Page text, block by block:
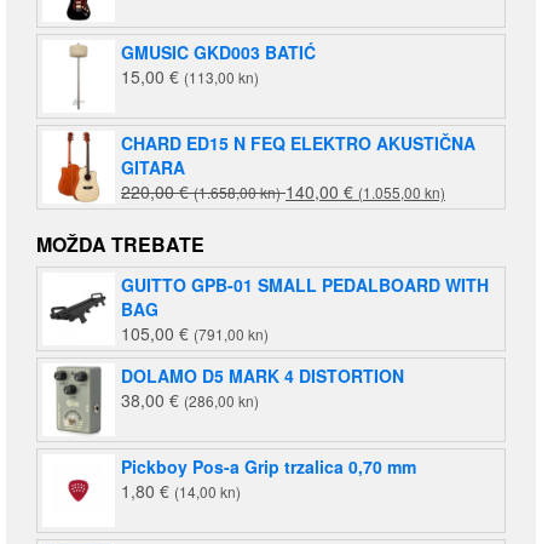
GMUSIC GKD003 BATIĆ
15,00 € (113,00 kn)
CHARD ED15 N FEQ ELEKTRO AKUSTIČNA
GITARA
220,00€ (1.658,00 kn)Izvorna
cijena
je:
220,00 €
140,00 € (1.055,00 kn)
cijena
140,00 €
(1.055,00
MOŽDA TREBATE
GUITTO GPB-01 SMALL PEDALBOARD WITH
BAG
105,00 € (791,00 kn)
DOLAMO D5 MARK 4 DISTORTION
38,00 € (286,00 kn)
Pickboy Pos-a Grip trzalica 0,70 mm
1,80 € (14,00 kn)